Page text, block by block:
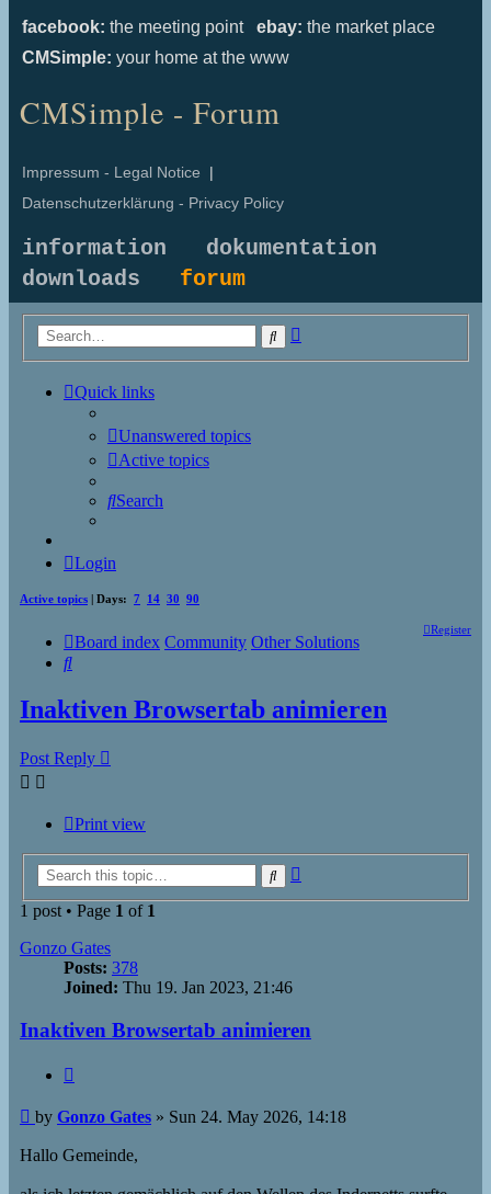
facebook: the meeting point ebay: the market place
CMSimple: your home at the www
CMSimple - Forum
Impressum - Legal Notice |
Datenschutzerklärung - Privacy Policy
information
dokumentation
downloads forum
Search
Quick links
Unanswered topics
Active topics
Search
Login
Active topics | Days: 7 14 30 90
Register
Board index Community Other Solutions
Search
Inaktiven Browsertab animieren
Post Reply
Print view
Search
1 post • Page 1 of 1
Gonzo Gates
Posts: 378
Joined: Thu 19. Jan 2023, 21:46
Inaktiven Browsertab animieren
Post
by Gonzo Gates » Sun 24. May 2026, 14:18
Hallo Gemeinde,